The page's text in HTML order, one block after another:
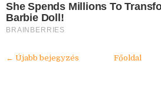
She Spends Millions To
Barbie Doll!
BRAINBERRIES
← Újabb bejegyzés Főoldal